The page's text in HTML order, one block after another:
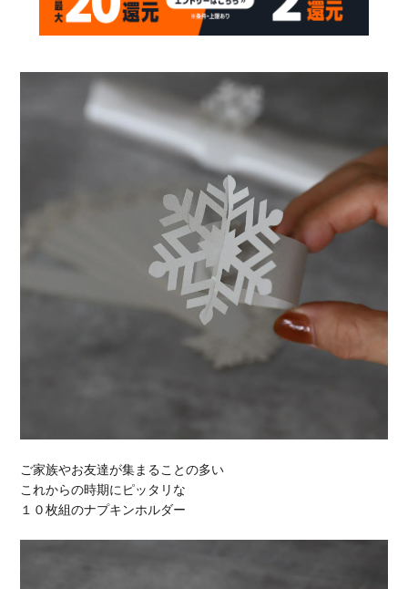
ご家族やお友達が集まることの多い
これからの時期にピッタリな
１０枚組のナプキンホルダー